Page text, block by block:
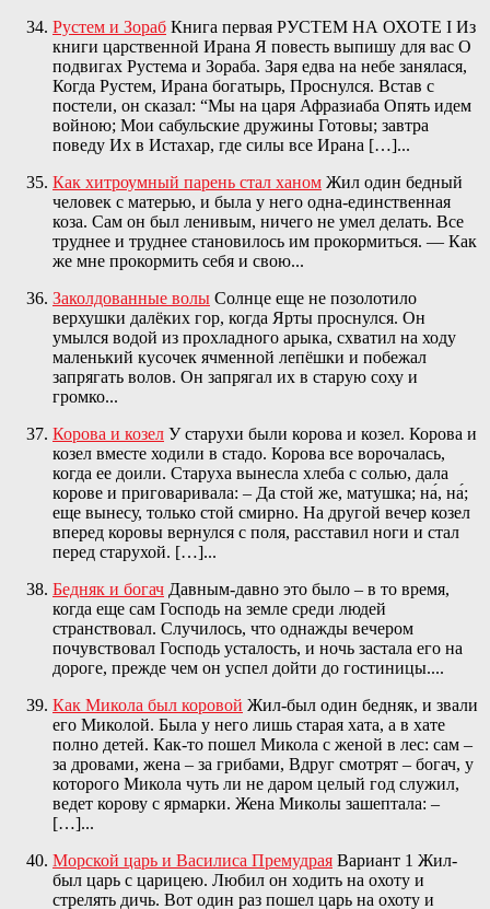
Рустем и Зораб Книга первая РУСТЕМ НА ОХОТЕ I Из
книги царственной Ирана Я повесть выпишу для вас О
подвигах Рустема и Зораба. Заря едва на небе занялася,
Когда Рустем, Ирана богатырь, Проснулся. Встав с
постели, он сказал: “Мы на царя Афразиаба Опять идем
войною; Мои сабульские дружины Готовы; завтра
поведу Их в Истахар, где силы все Ирана […]...
Как хитроумный парень стал ханом Жил один бедный
человек с матерью, и была у него одна-единственная
коза. Сам он был ленивым, ничего не умел делать. Все
труднее и труднее становилось им прокормиться. — Как
же мне прокормить себя и свою...
Заколдованные волы Солнце еще не позолотило
верхушки далёких гор, когда Ярты проснулся. Он
умылся водой из прохладного арыка, схватил на ходу
маленький кусочек ячменной лепёшки и побежал
запрягать волов. Он запрягал их в старую соху и
громко...
Корова и козел У старухи были корова и козел. Корова и
козел вместе ходили в стадо. Корова все ворочалась,
когда ее доили. Старуха вынесла хлеба с солью, дала
корове и приговаривала: – Да стой же, матушка; на́, на́;
еще вынесу, только стой смирно. На другой вечер козел
вперед коровы вернулся с поля, расставил ноги и стал
перед старухой. […]...
Бедняк и богач Давным-давно это было – в то время,
когда еще сам Господь на земле среди людей
странствовал. Случилось, что однажды вечером
почувствовал Господь усталость, и ночь застала его на
дороге, прежде чем он успел дойти до гостиницы....
Как Микола был коровой Жил-был один бедняк, и звали
его Миколой. Была у него лишь старая хата, а в хате
полно детей. Как-то пошел Микола с женой в лес: сам –
за дровами, жена – за грибами, Вдруг смотрят – богач, у
которого Микола чуть ли не даром целый год служил,
ведет корову с ярмарки. Жена Миколы зашептала: –
[…]...
Морской царь и Василиса Премудрая Вариант 1 Жил-
был царь с царицею. Любил он ходить на охоту и
стрелять дичь. Вот один раз пошел царь на охоту и